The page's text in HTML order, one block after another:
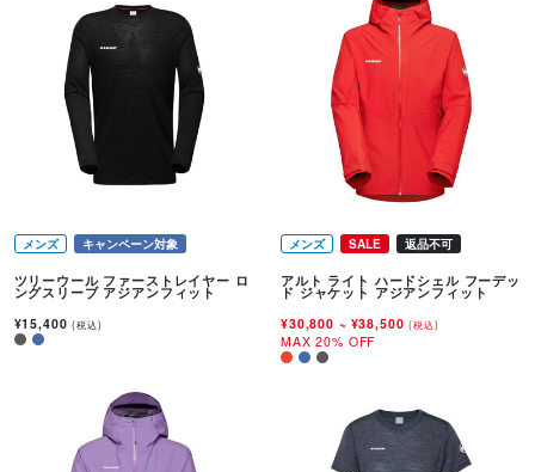
メンズ キャンペーン対象
ツリーウール ファーストレイヤー ロ
ングスリーブ アジアンフィット
¥15,400(税込)
メンズ SALE 返品不可
アルト ライト ハードシェル フーデッ
ド ジャケット アジアンフィット
¥30,800 ~ ¥38,500(税込)
MAX 20% OFF